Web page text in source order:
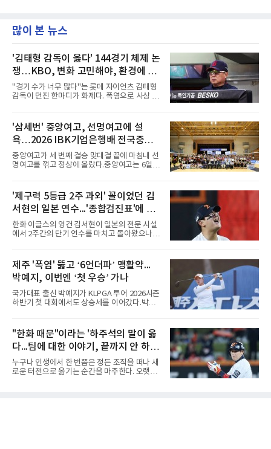
많이 본 뉴스
'김태형 감독이 옳다' 144경기 체제 논
쟁…KBO, 변화 고민해야, 환경에 맞
는 경기 수가 바람직
"경기 수가 너무 많다"는 롯데 자이언츠 김태형
감독이 던진 한마디가 화제다. 폭염으로 사상 초
독은 단순히 더위를 이야기하지 않았다. 우천,
폭염, 부상 등 변수가 늘어나는 현실에서 현재
팀당 144경기 체제가 과연 지속 가능한지 질문
을 던졌다.물론 144경기가 세계적으로 특별히
많은 숫자는 아니다. 메이저리그는 팀당 162경
기, 일본프로야구도 143~144경기를 치른다. 숫
자만 놓고 보면 KBO가 유난히 혹사 구조라고 말
비교하기 어려울 정도로 폭염이 길어지고 강해
지고 있다. 여기에 장마, 이
'삼세번' 중앙여고, 선명여고에 설
욕…2026 IBK기업은행배 전국중고
배구대회 우승
중앙여고가 세 번째 결승 맞대결 끝에 마침내 선
명여고를 꺾고 정상에 올랐다.중앙여고는 6일
행배 전국중고배구대회 18세 이하 여자부 결승
에서 선명여고를 세트스코어 3-1(13-25, 25-14,
25-17, 25-10)로 물리치고 우승을 차지했다.첫
세트를 13-25로 내주며 불안하게 출발한 중앙여
고는 이후 조직력을 되찾아 2세트부터 경기 주
도권을 완전히 장악했다. 강한 서브와 탄탄한 수
비를 앞세워 내리 세 세트를 따내며 짜릿한 역전
권대회 결승에서 모두 선명여고에 패해 준우승
에 머물렀다. 그러나 세 번째
'제구력 5등급 2주 과외' 꼴이었던 김
서현의 일본 연수...'종합검진표'에 불
과
한화 이글스의 영건 김서현이 일본의 전문 시설
에서 2주간의 단기 연수를 마치고 돌아왔으나,
출하며 야구 팬들과 전문가들 사이에 씁쓸한 뒷
맛을 남기고 있다.출국 당시만 해도 선수의 고질
적인 제구 문제를 해결할 특효약이 될 것처럼 포
장되었던 이번 연수는, 뚜껑을 열어보니 '제구력
5등급에게 2주짜리 족집게 과외를 붙여 1등급을
기대한 꼴'이었다는 냉정한 평가를 피하기 어렵
게 됐다.야구에서 투수의 제구력은 오랜 시간 투
오차나 하체 활용의 불균형은 수백, 수천 번의
교정 훈련과 실전 피드
제주 '폭염' 뚫고 ‘6언더파’ 맹활약...
박예지, 이번엔 ‘첫 우승’ 가나
국가대표 출신 박예지가 KLPGA 투어 2026시즌
하반기 첫 대회에서도 상승세를 이어갔다.박예
서 열린 KLPGA 투어 제주삼다수 마스터스 1라
운드에서 보기 없이 버디만 6개를 잡아내며 6언
더파 66타를 쳤다. 박예지는 서어진, 신다인과
선두권을 형성했다.이날 경기가 열린 테디밸리
골프앤리조트 역시 전국적 폭염을 피해가지 못
했다. 대회장의 최고 기온은 35도에 달했다. 섬
지역 특성상 습도가 높아 체감온도는 더 높게 느
"한화 때문"이라는 '하주석의 말이 옳
다...팀에 대한 이야기, 끝까지 안 하는
게 도리
누구나 인생에서 한 번쯤은 정든 조직을 떠나 새
로운 터전으로 옮기는 순간을 마주한다. 오랫동